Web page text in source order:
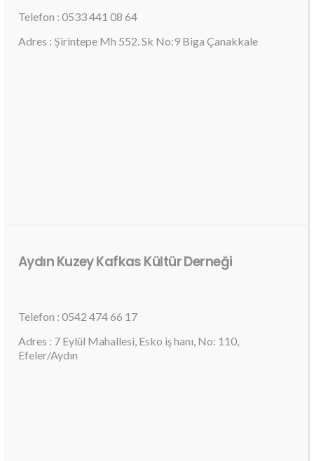
Telefon : 0533 441 08 64
Adres : Şirintepe Mh 552. Sk No:9 Biga Çanakkale
Aydın Kuzey Kafkas Kültür Derneği
Telefon : 0542 474 66 17
Adres : 7 Eylül Mahallesi, Esko iş hanı, No: 110,
Efeler/Aydın